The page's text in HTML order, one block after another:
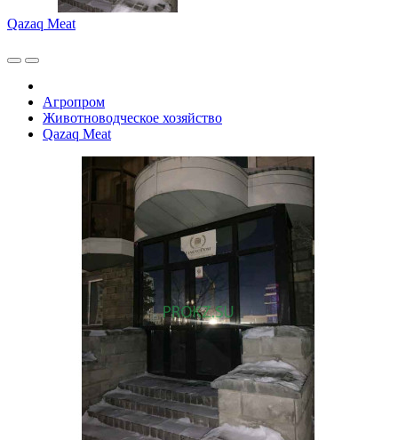
Qazaq Meat
Агропром
Животноводческое хозяйство
Qazaq Meat